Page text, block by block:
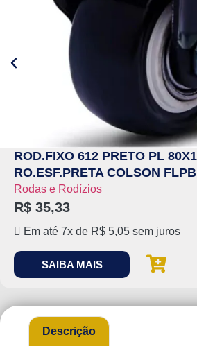
ROD.FIXO 612 PRETO PL
RO.ESF.PRETA COLSON
Rodas e Rodízios
R$ 35,33
Em até 7x de R$ 5,05 sem juros
SAIBA MAIS
Descrição